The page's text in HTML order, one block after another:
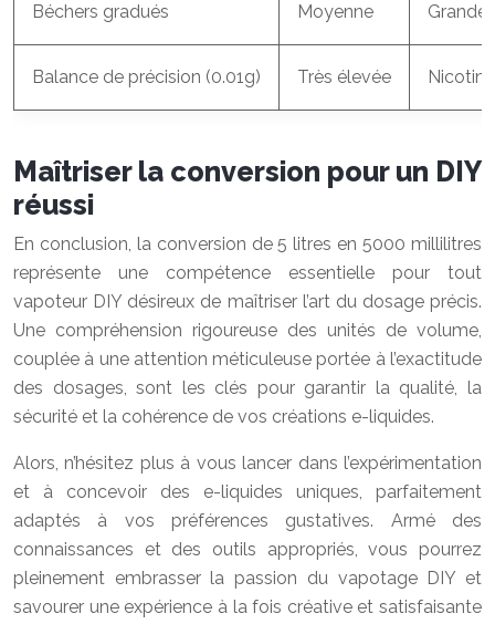
Béchers gradués Moyenne
Balance de précision (0.01g) Très élevée
Maîtriser la conversion pour un DIY
réussi
En conclusion, la conversion de 5 litres en 5000 millilitres
représente une compétence essentielle pour tout
vapoteur DIY désireux de maîtriser l’art du dosage précis.
Une compréhension rigoureuse des unités de volume,
couplée à une attention méticuleuse portée à l’exactitude
des dosages, sont les clés pour garantir la qualité, la
sécurité et la cohérence de vos créations e-liquides.
Alors, n’hésitez plus à vous lancer dans l’expérimentation
et à concevoir des e-liquides uniques, parfaitement
adaptés à vos préférences gustatives. Armé des
connaissances et des outils appropriés, vous pourrez
pleinement embrasser la passion du vapotage DIY et
savourer une expérience à la fois créative et satisfaisante